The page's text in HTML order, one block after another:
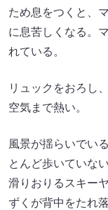
ため息をつくと、
に息苦しくなる。
れている。
リュックをおろし
空気まで熱い。
風景が揺らいでい
とんど歩いていな
滑りおりるスキー
ずくが背中をたれ